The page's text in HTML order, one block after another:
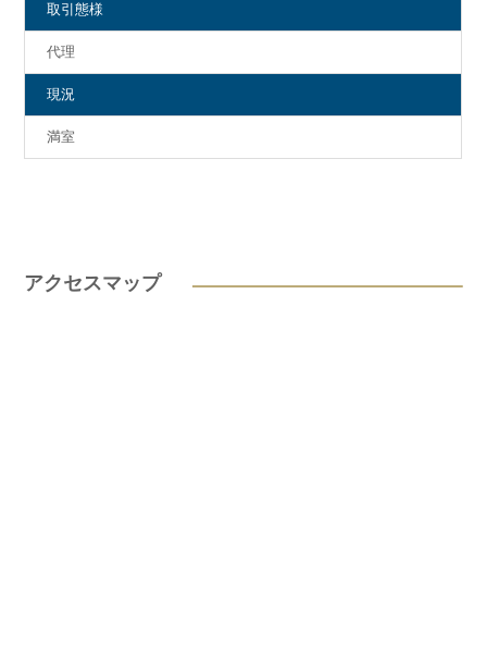
取引態様
代理
現況
満室
アクセスマップ